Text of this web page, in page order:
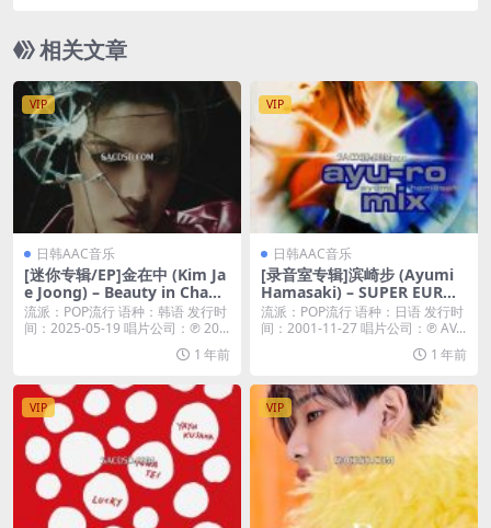
相关文章
VIP
日韩AAC音乐
[迷你专辑/EP]金在中 (Kim Ja
e Joong) – Beauty in Chaos
– EP (2025) [iTunes Plus M4
A]
流派：POP流行 语种：韩语 发行时
间：2025-05-19 唱片公司：℗ 20...
1 年前
VIP
日韩AAC音乐
[录音室专辑]滨崎步 (Ayumi
Hamasaki) – SUPER EUROB
EAT presents ayu-ro mix (2
011) [iTunes Plus M4A]
流派：POP流行 语种：日语 发行时
间：2001-11-27 唱片公司：℗ AV...
1 年前
VIP VIP